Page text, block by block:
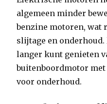
algemeen minder
benzine motoren, wat
slijtage en onderhoud.
langer kunt genieten
buitenboordmotor
voor onderhoud.